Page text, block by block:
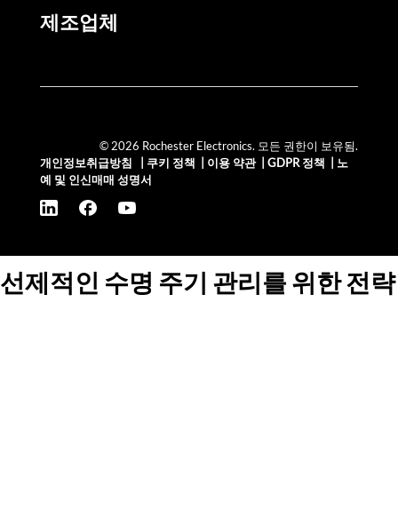
제조업체
© 2026 Rochester Electronics. 모든 권한이 보유됨.
개인정보취급방침
쿠키 정책 이용 약관| GDPR 정책
노
예 및 인신매매 성명서
선제적인 수명 주기 관리를 위한 전략